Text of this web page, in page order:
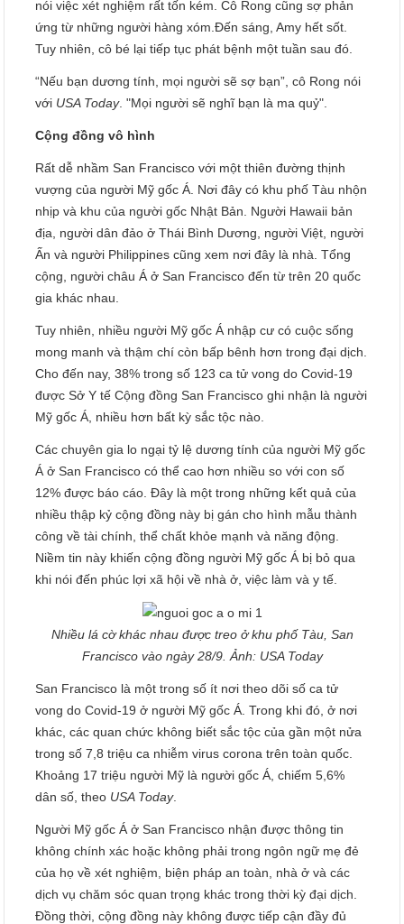
nói việc xét nghiệm rất tốn kém. Cô Rong cũng sợ phản
ứng từ những người hàng xóm.Đến sáng, Amy hết sốt.
Tuy nhiên, cô bé lại tiếp tục phát bệnh một tuần sau đó.
“Nếu bạn dương tính, mọi người sẽ sợ bạn”, cô Rong nói
với USA Today. "Mọi người sẽ nghĩ bạn là ma quỷ".
Cộng đồng vô hình
Rất dễ nhầm San Francisco với một thiên đường thịnh
vượng của người Mỹ gốc Á. Nơi đây có khu phố Tàu nhộn
nhịp và khu của người gốc Nhật Bản. Người Hawaii bản
địa, người dân đảo ở Thái Bình Dương, người Việt, người
Ấn và người Philippines cũng xem nơi đây là nhà. Tổng
cộng, người châu Á ở San Francisco đến từ trên 20 quốc
gia khác nhau.
Tuy nhiên, nhiều người Mỹ gốc Á nhập cư có cuộc sống
mong manh và thậm chí còn bấp bênh hơn trong đại dịch.
Cho đến nay, 38% trong số 123 ca tử vong do Covid-19
được Sở Y tế Cộng đồng San Francisco ghi nhận là người
Mỹ gốc Á, nhiều hơn bất kỳ sắc tộc nào.
Các chuyên gia lo ngại tỷ lệ dương tính của người Mỹ gốc
Á ở San Francisco có thể cao hơn nhiều so với con số
12% được báo cáo. Đây là một trong những kết quả của
nhiều thập kỷ cộng đồng này bị gán cho hình mẫu thành
công về tài chính, thể chất khỏe mạnh và năng động.
Niềm tin này khiến cộng đồng người Mỹ gốc Á bị bỏ qua
khi nói đến phúc lợi xã hội về nhà ở, việc làm và y tế.
Nhiều lá cờ khác nhau được treo ở khu phố Tàu, San
Francisco vào ngày 28/9. Ảnh: USA Today
San Francisco là một trong số ít nơi theo dõi số ca tử
vong do Covid-19 ở người Mỹ gốc Á. Trong khi đó, ở nơi
khác, các quan chức không biết sắc tộc của gần một nửa
trong số 7,8 triệu ca nhiễm virus corona trên toàn quốc.
Khoảng 17 triệu người Mỹ là người gốc Á, chiếm 5,6%
dân số, theo USA Today.
Người Mỹ gốc Á ở San Francisco nhận được thông tin
không chính xác hoặc không phải trong ngôn ngữ mẹ đẻ
của họ về xét nghiệm, biện pháp an toàn, nhà ở và các
dịch vụ chăm sóc quan trọng khác trong thời kỳ đại dịch.
Đồng thời, cộng đồng này không được tiếp cận đầy đủ